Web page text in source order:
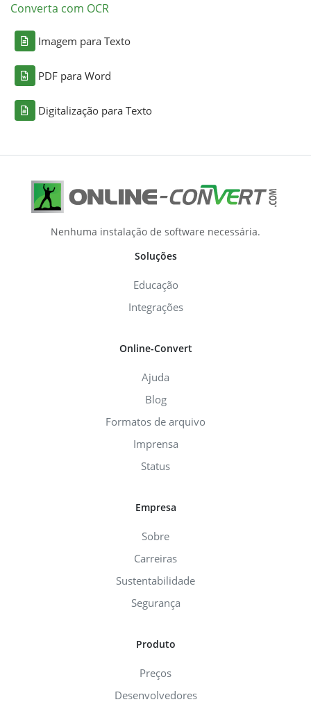
Converta com OCR
Imagem para Texto
PDF para Word
Digitalização para Texto
Nenhuma instalação de software necessária.
Soluções
Educação
Integrações
Online-Convert
Ajuda
Blog
Formatos de arquivo
Imprensa
Status
Empresa
Sobre
Carreiras
Sustentabilidade
Segurança
Produto
Preços
Desenvolvedores